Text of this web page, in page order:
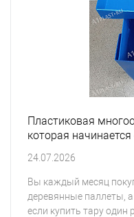
Пластиковая
которая
24.07.2026
Вы каждый месяц
деревянные паллеты,
если купить тару один